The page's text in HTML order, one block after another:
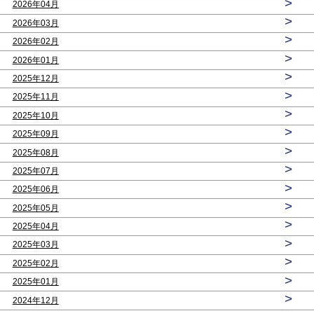
2026年04月
2026年03月 >
2026年02月 >
2026年01月 >
2025年12月 >
2025年11月 >
2025年10月 >
2025年09月 >
2025年08月 >
2025年07月 >
2025年06月 >
2025年05月 >
2025年04月 >
2025年03月 >
2025年02月 >
2025年01月 >
2024年12月 >